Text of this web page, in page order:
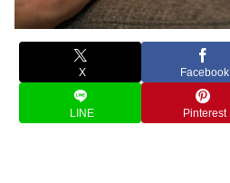
X Facebook
LINE Pinterest